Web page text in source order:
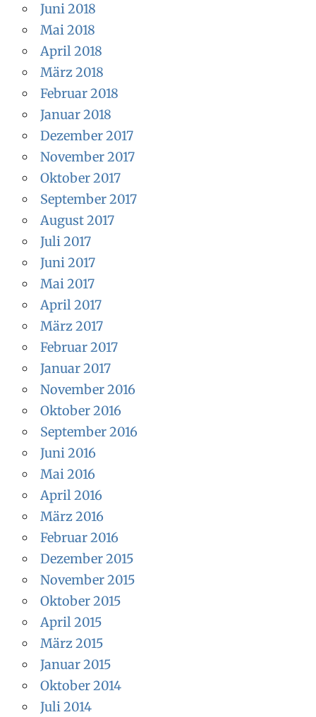
Juni 2018
Mai 2018
April 2018
März 2018
Februar 2018
Januar 2018
Dezember 2017
November 2017
Oktober 2017
September 2017
August 2017
Juli 2017
Juni 2017
Mai 2017
April 2017
März 2017
Februar 2017
Januar 2017
November 2016
Oktober 2016
September 2016
Juni 2016
Mai 2016
April 2016
März 2016
Februar 2016
Dezember 2015
November 2015
Oktober 2015
April 2015
März 2015
Januar 2015
Oktober 2014
Juli 2014